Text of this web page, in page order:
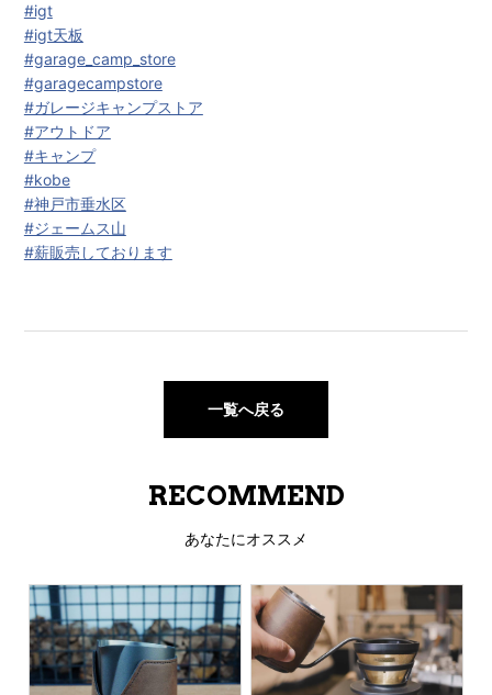
#igt
#igt天板
#garage_camp_store
#garagecampstore
#ガレージキャンプストア
#アウトドア
#キャンプ
#kobe
#神戸市垂水区
#ジェームス山
#薪販売しております
一覧へ戻る
RECOMMEND
あなたにオススメ